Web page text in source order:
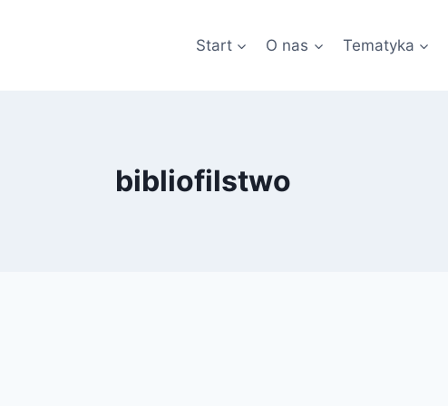
Start O nas Tematyka
bibliofilstwo